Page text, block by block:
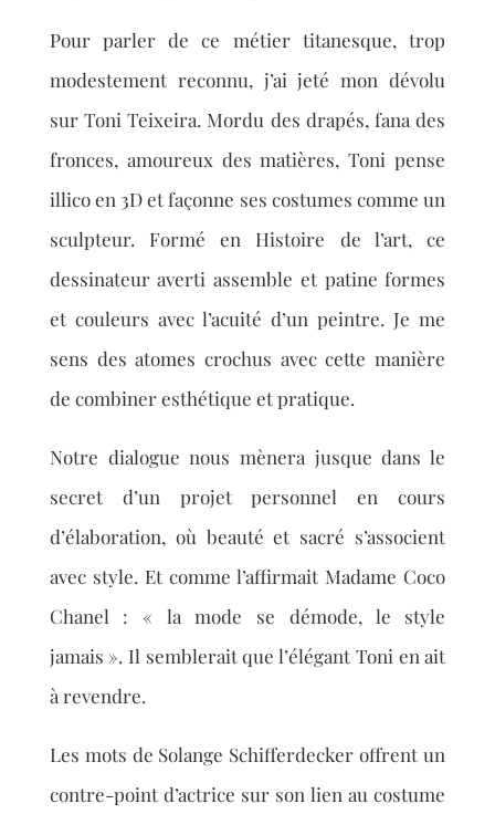
Pour parler de ce métier titanesque, trop
modestement reconnu, j’ai jeté mon dévolu
sur Toni Teixeira. Mordu des drapés, fana des
fronces, amoureux des matières, Toni pense
illico en 3D et façonne ses costumes comme un
sculpteur. Formé en Histoire de l’art, ce
dessinateur averti assemble et patine formes
et couleurs avec l’acuité d’un peintre. Je me
sens des atomes crochus avec cette manière
de combiner esthétique et pratique.
Notre dialogue nous mènera jusque dans le
secret d’un projet personnel en cours
d’élaboration, où beauté et sacré s’associent
avec style. Et comme l’affirmait Madame Coco
Chanel : « la mode se démode, le style
jamais ». Il semblerait que l’élégant Toni en ait
à revendre.
Les mots de Solange Schifferdecker offrent un
contre-point d’actrice sur son lien au costume